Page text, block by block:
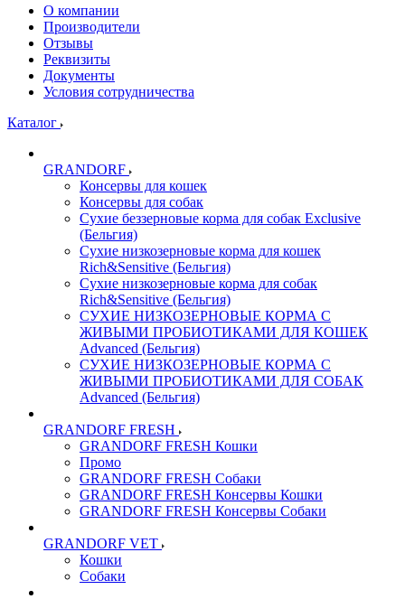
О компании
Производители
Отзывы
Реквизиты
Документы
Условия сотрудничества
Каталог
GRANDORF
Консервы для кошек
Консервы для собак
Сухие беззерновые корма для собак Exclusive
(Бельгия)
Сухие низкозерновые корма для кошек
Rich&Sensitive (Бельгия)
Сухие низкозерновые корма для собак
Rich&Sensitive (Бельгия)
СУХИЕ НИЗКОЗЕРНОВЫЕ КОРМА С
ЖИВЫМИ ПРОБИОТИКАМИ ДЛЯ КОШЕК
Advanced (Бельгия)
СУХИЕ НИЗКОЗЕРНОВЫЕ КОРМА С
ЖИВЫМИ ПРОБИОТИКАМИ ДЛЯ СОБАК
Advanced (Бельгия)
GRANDORF FRESH
GRANDORF FRESH Кошки
Промо
GRANDORF FRESH Собаки
GRANDORF FRESH Консервы Кошки
GRANDORF FRESH Консервы Собаки
GRANDORF VET
Кошки
Собаки